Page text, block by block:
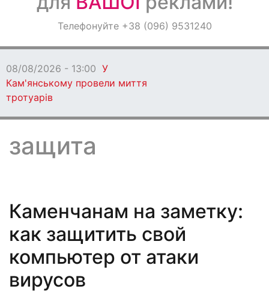
ОголошенняТелефонуйте +38 (096) 9531240
08/08/2026 - 12:00
запрошують взяти участь у регаті в
защита
Каменчанам на заметку:
как защитить свой
компьютер от атаки
вирусов